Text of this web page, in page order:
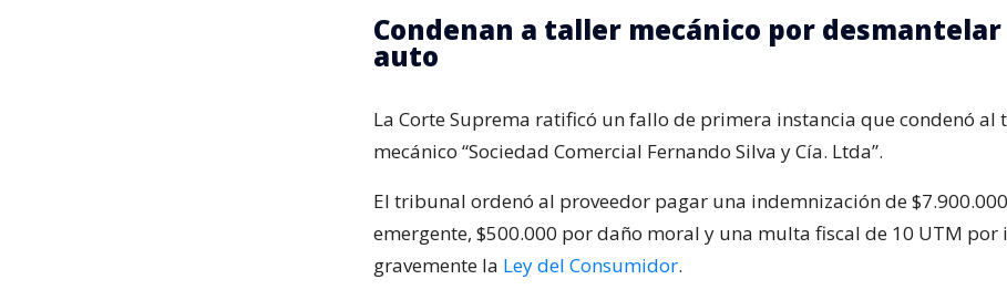
Condenan a taller mecánico por
auto
La Corte Suprema ratificó un fallo de primera instancia que condenó al
mecánico “Sociedad Comercial Fernando Silva y Cía. Ltda”.
El tribunal ordenó al proveedor pagar una indemnización de
emergente, $500.000 por daño moral y una multa fiscal de 10 UTM
gravemente la Ley del Consumidor.